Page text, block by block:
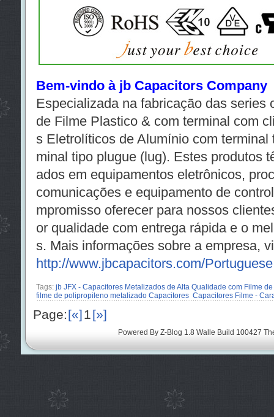
Bem-vindo à jb Capacitors Company
Especializada na fabricação das series
de Filme Plastico & com terminal com
s Eletrolíticos de Alumínio com terminal
minal tipo plugue (lug). Estes produtos
ados em equipamentos eletrônicos,
comunicações e equipamento de
mpromisso oferecer para nossos
or qualidade com entrega rápida e o
s. Mais informações sobre a empresa,
http://www.jbcapacitors.com/
Tags: jb JFX - Capacitores Metalizados de Alta Qualidade com Filme
filme de polipropileno metalizado Capacitores Capacitores Filme -
Page:[«]1[»]
Powered By Z-Blog 1.8 Walle Build 100427